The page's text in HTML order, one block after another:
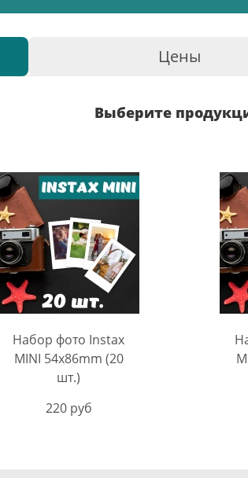
Цены
Выберите
Набор фото Instax
MINI 54х86mm (20
шт.)
220 руб